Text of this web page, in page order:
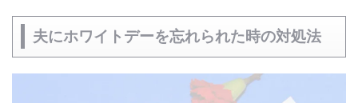
夫にホワイトデーを忘れられた時の対処法